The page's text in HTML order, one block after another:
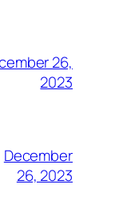
26,
2023
December
26, 2023